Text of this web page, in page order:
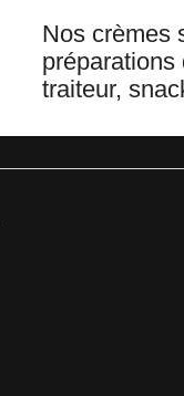
Nos crèmes
préparations
traiteur,